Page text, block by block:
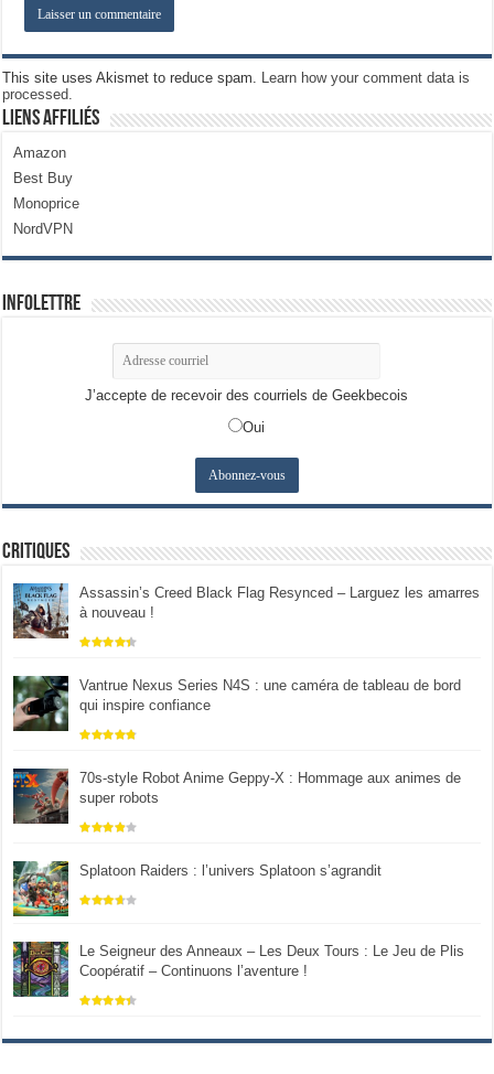
This site uses Akismet to reduce spam. Learn how your comment data is
processed.
Liens Affiliés
Amazon
Best Buy
Monoprice
NordVPN
Infolettre
J’accepte de recevoir des courriels de Geekbecois
Oui
Critiques
Assassin’s Creed Black Flag Resynced – Larguez les amarres
à nouveau !
Vantrue Nexus Series N4S : une caméra de tableau de bord
qui inspire confiance
70s-style Robot Anime Geppy-X : Hommage aux animes de
super robots
Splatoon Raiders : l’univers Splatoon s’agrandit
Le Seigneur des Anneaux – Les Deux Tours : Le Jeu de Plis
Coopératif – Continuons l’aventure !